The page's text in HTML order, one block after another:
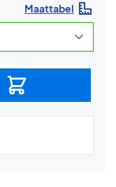
Maattabel